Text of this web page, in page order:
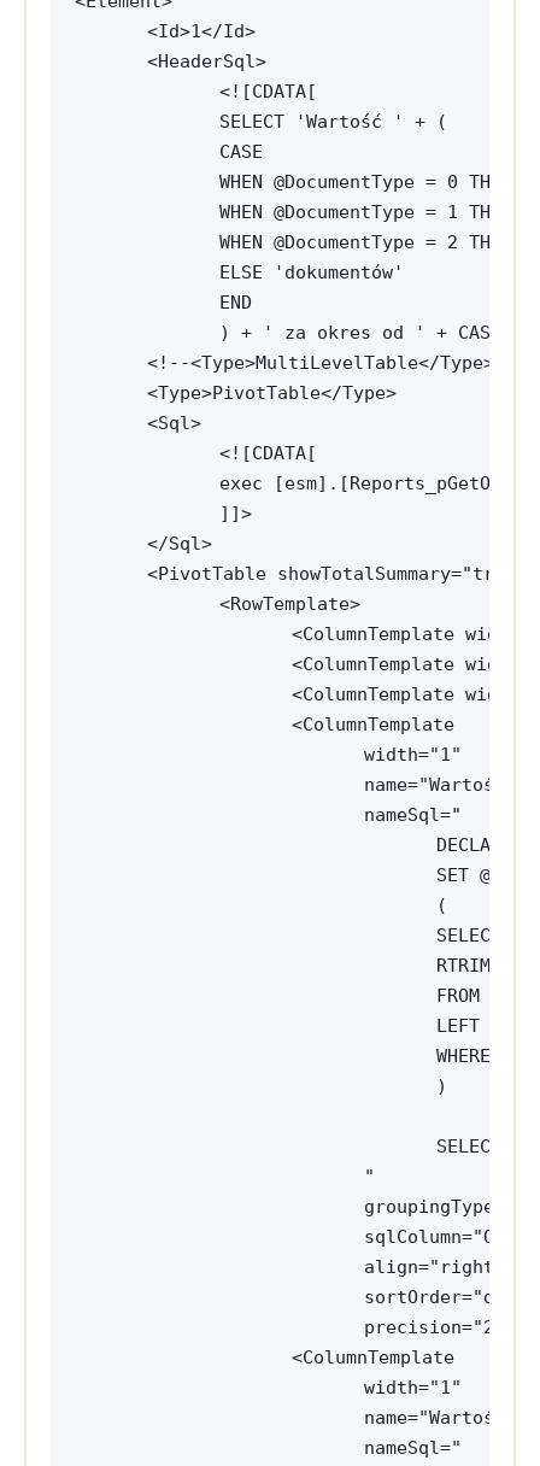
<Id>1</Id>
<HeaderSql>
<![CDATA[
SELECT 'Wartość ' + (
CASE
WHEN @DocumentType = 0 THEN
WHEN @DocumentType = 1
WHEN @DocumentType = 2
ELSE 'dokumentów'
END
) + ' za okres od ' +
<!--<Type>MultiLevelTable</Type>-->
<Type>PivotTable</Type>
<Sql>
<![CDATA[
exec
]]>
</Sql>
<PivotTable
<RowTemplate>
<ColumnTemplate
<ColumnTemplate
<ColumnTemplate
<ColumnTemplate
width="1"
name="Wartość
nameSql="
DECLARE
SET
(
SELECT
FROM
LEFT
WHERE
)
SELECT
"
align="right"
sortOrder="desc"
precision="2" />
<ColumnTemplate
width="1"
name="Wartość
nameSql="